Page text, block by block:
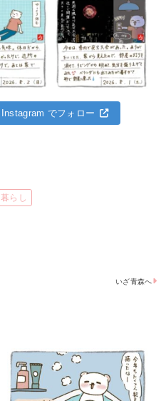
Instagram でフォロー
暮らし
いざ青森へ